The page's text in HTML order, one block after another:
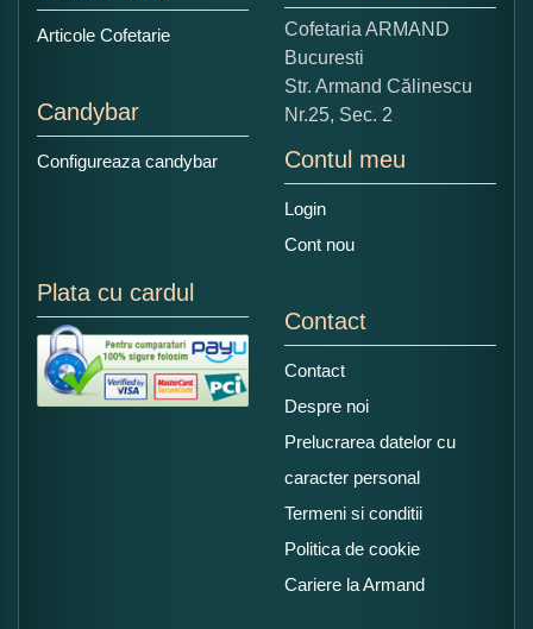
Copiati alaturi numarul din imagine:
Articole Cofetarie
Candybar
Configureaza candybar
Cofetaria ARMAND
Bucuresti
Str. Armand Călinescu
Nr.25, Sec. 2
Contul meu
Login
Cont nou
Plata cu cardul
Contact
Contact
Despre noi
Prelucrarea datelor cu
caracter personal
Termeni si conditii
Politica de cookie
Cariere la Armand